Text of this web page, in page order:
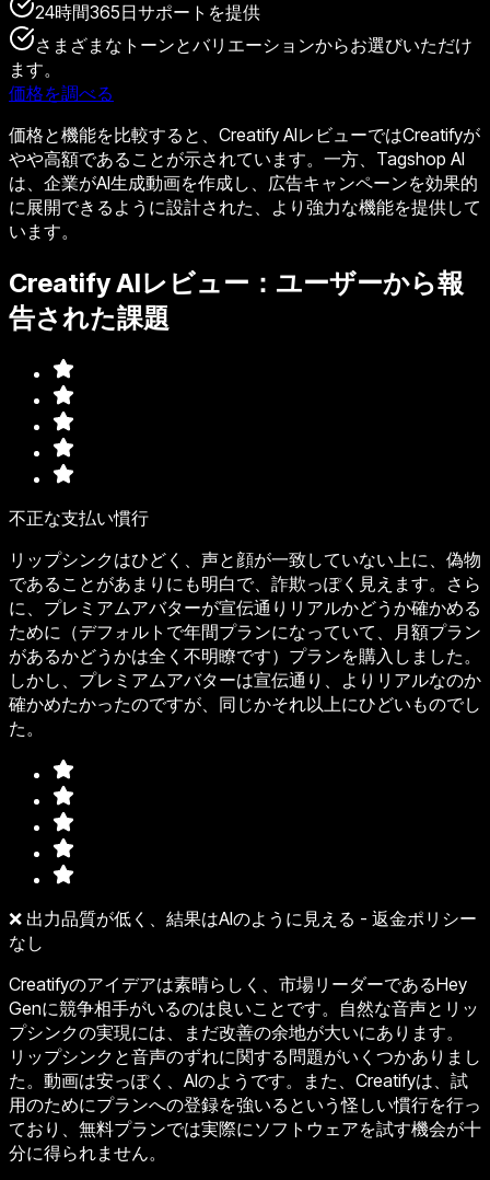
24時間365日サポートを提供
さまざまなトーンとバリエーションからお選びいただけ
ます。
価格を調べる
価格と機能を比較すると、Creatify AIレビューではCreatifyが
やや高額であることが示されています。一方、Tagshop AI
は、企業がAI生成動画を作成し、広告キャンペーンを効果的
に展開できるように設計された、より強力な機能を提供して
います。
Creatify AIレビュー：ユーザーから報
告された課題
不正な支払い慣行
リップシンクはひどく、声と顔が一致していない上に、偽物
であることがあまりにも明白で、詐欺っぽく見えます。さら
に、プレミアムアバターが宣伝通りリアルかどうか確かめる
ために（デフォルトで年間プランになっていて、月額プラン
があるかどうかは全く不明瞭です）プランを購入しました。
しかし、プレミアムアバターは宣伝通り、よりリアルなのか
確かめたかったのですが、同じかそれ以上にひどいものでし
た。
❌ 出力品質が低く、結果はAIのように見える - 返金ポリシー
なし
Creatifyのアイデアは素晴らしく、市場リーダーであるHey
Genに競争相手がいるのは良いことです。自然な音声とリッ
プシンクの実現には、まだ改善の余地が大いにあります。
リップシンクと音声のずれに関する問題がいくつかありまし
た。動画は安っぽく、AIのようです。また、Creatifyは、試
用のためにプランへの登録を強いるという怪しい慣行を行っ
ており、無料プランでは実際にソフトウェアを試す機会が十
分に得られません。